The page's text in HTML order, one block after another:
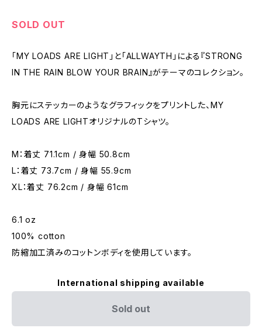
SOLD OUT
「MY LOADS ARE LIGHT」と「ALLWAYTH」による『STRONG
IN THE RAIN BLOW YOUR BRAIN』がテーマのコレクション。
胸元にステッカーのようなグラフィックをプリントした、MY
LOADS ARE LIGHTオリジナルのTシャツ。
M：着丈 71.1cm / 身幅 50.8cm
L：着丈 73.7cm / 身幅 55.9cm
XL：着丈 76.2cm / 身幅 61cm
6.1 oz
100% cotton
防縮加工済みのコットンボディを使用しています。
International shipping available
Sold out